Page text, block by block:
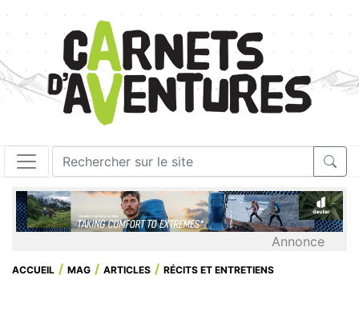
Annonce
ACCUEIL MAG ARTICLES RÉCITS ET ENTRETIENS